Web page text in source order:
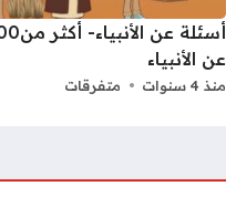
عن الأنبياء
منذ 4 سنوات متفرقات